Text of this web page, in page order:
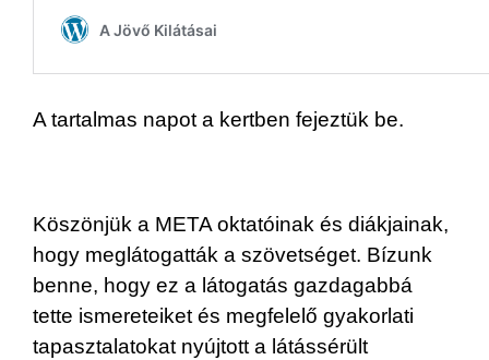
A tartalmas napot a kertben fejeztük be.
Köszönjük a META oktatóinak és diákjainak,
hogy meglátogatták a szövetséget. Bízunk
benne, hogy ez a látogatás gazdagabbá
tette ismereteiket és megfelelő gyakorlati
tapasztalatokat nyújtott a látássérült